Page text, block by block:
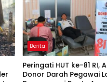
Berita
Peringati HUT ke-81 RI,
Donor Darah Pegawai